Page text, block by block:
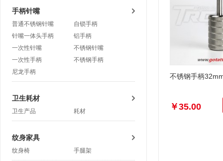
手柄针嘴
普通不锈钢针嘴
自锁手柄
针嘴一体头手柄
铝手柄
一次性针嘴
不锈钢针嘴
一次性手柄
不锈钢手柄
尼龙手柄
卫生耗材
卫生产品 耗材
纹身家具
纹身椅 手腿架
不锈钢手柄
￥35.00